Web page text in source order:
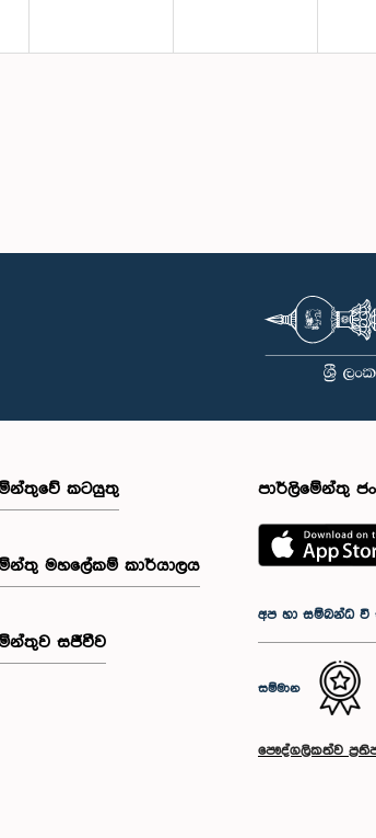
කටයුතු
මහලේකම් කාර්යාලය
සජීවීව
පාර්ලිමේන්තු
අප හා සම්බන්ධ
සම්මාන
පෞද්ගලිකත්ව